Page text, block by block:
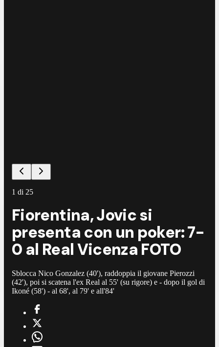
1 di 25
Fiorentina, Jovic si
presenta con un poker: 7-
0 al Real Vicenza FOTO
Sblocca Nico Gonzalez (40'), raddoppia il giovane Pierozzi
(42'), poi si scatena l'ex Real al 55' (su rigore) e - dopo il gol di
Ikoné (58') - al 68', al 79' e all'84'